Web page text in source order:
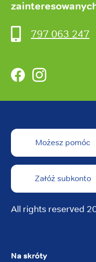
797 063 247
FacebookInstagram
Możesz pomóc
Załóż subkonto
All rights reserved
Na skróty